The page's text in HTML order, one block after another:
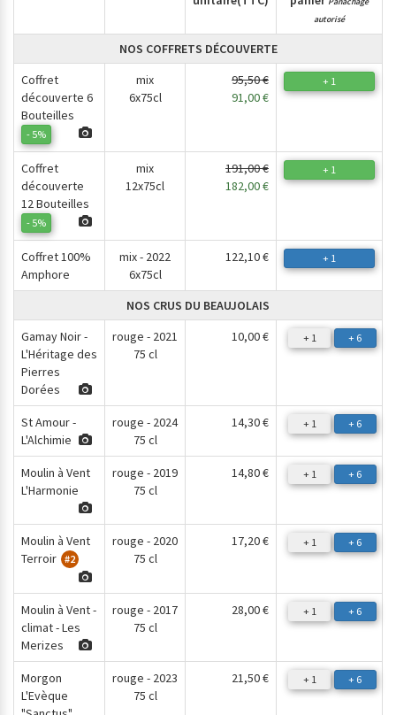
autorisé
NOS COFFRETS DÉCOUVERTE
Coffret
découverte 6
Bouteilles
- 5%
mix
6x75cl
95,50 €
91,00 €
+ 1
Coffret
découverte
12 Bouteilles
- 5%
mix
12x75cl
191,00 €
182,00 €
+ 1
Coffret 100%
Amphore
mix - 2022
6x75cl
122,10 € + 1
NOS CRUS DU BEAUJOLAIS
Gamay Noir -
L'Héritage des
Pierres
Dorées
rouge - 2021
75 cl
10,00 € + 1 + 6
St Amour -
L'Alchimie
rouge - 2024
75 cl
14,30 € + 1 + 6
Moulin à Vent
L'Harmonie
rouge - 2019
75 cl
14,80 € + 1 + 6
Moulin à Vent
Terroir #2
rouge - 2020
75 cl
17,20 € + 1 + 6
Moulin à Vent -
climat - Les
Merizes
rouge - 2017
75 cl
28,00 € + 1 + 6
Morgon
L'Evèque
rouge - 2023
75 cl
21,50 € + 1 + 6